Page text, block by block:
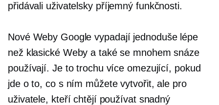
přidávali uživatelsky příjemný funkčnosti.
Nové Weby Google vypadají jednoduše lépe
než klasické Weby a také se mnohem snáze
používají. Je to trochu více omezující, pokud
jde o to, co s ním můžete vytvořit, ale pro
uživatele, kteří chtějí používat snadný